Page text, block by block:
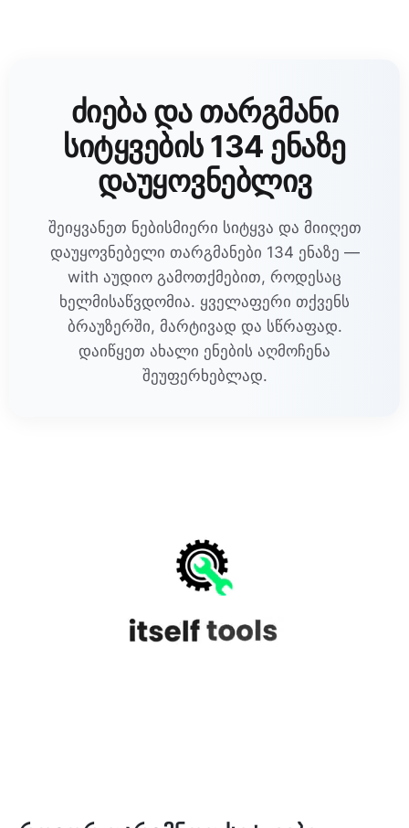
ძიება და თარგმანი
სიტყვების 134 ენაზე
დაუყოვნებლივ
შეიყვანეთ ნებისმიერი სიტყვა და მიიღეთ
დაუყოვნებელი თარგმანები 134 ენაზე —
with აუდიო გამოთქმებით, როდესაც
ხელმისაწვდომია. ყველაფერი თქვენს
ბრაუზერში, მარტივად და სწრაფად.
დაიწყეთ ახალი ენების აღმოჩენა
შეუფერხებლად.